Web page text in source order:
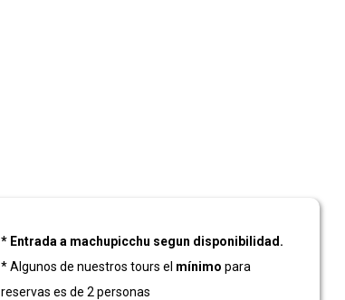
* Entrada a machupicchu segun disponibilidad.
* Algunos de nuestros tours el mínimo para
reservas es de 2 personas